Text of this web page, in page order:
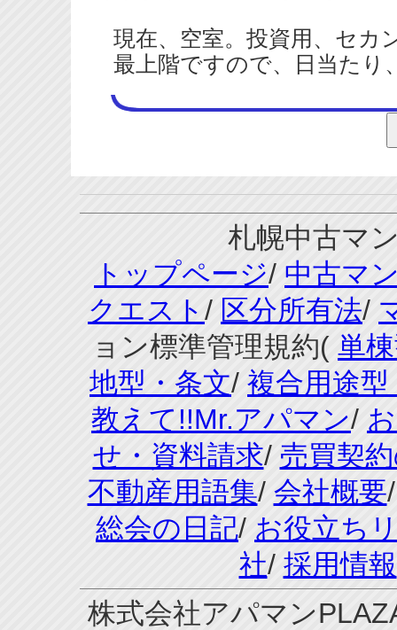
現在、空室。投資用、セカ
最上階ですので、日当たり
札幌中古マ
トップページ/ 中古マ
クエスト / 区分所有法/
ョン標準管理規約( 単
地型・条文/ 複合用途型
教えて!!Mr.アパマン/
せ・資料請求/ 売買契
不動産用語集/ 会社概要
総会の日記/ お役立ち
社/ 採用情報
株式会社アパマン